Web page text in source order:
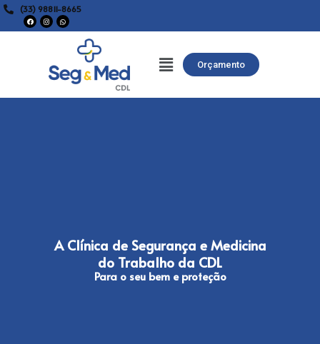
(33) 98811-8665
Orçamento
A Clínica de Segurança e Medicina
do Trabalho da CDL
Para o seu bem e proteção